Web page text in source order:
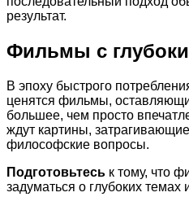
результат.
Фильмы с
В эпоху быстрого
ценятся фильмы,
большее, чем просто
ждут картины,
философские вопросы.
Подготовьтесь к тому, что
задуматься о глубоких